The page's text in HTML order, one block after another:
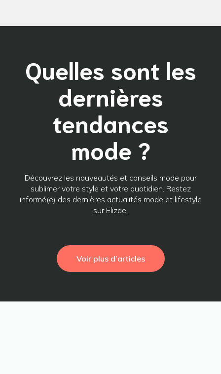
Quelles sont les
dernières
tendances
mode ?
Découvrez les nouveautés et conseils mode pour
sublimer votre style et votre quotidien. Restez
informé(e) des dernières actualités mode et lifestyle
sur Elizae.
Voir plus d’articles